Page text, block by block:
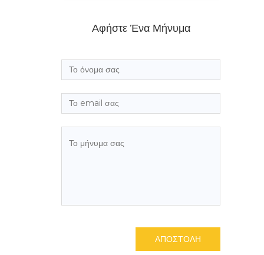
Αφήστε Ένα Μήνυμα
ΑΠΟΣΤΟΛΗ